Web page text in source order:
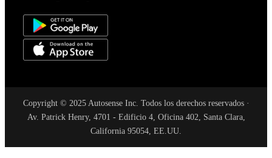
Copyright © 2025 Autosense Inc. Todos los derechos reservados ·
Av. Patrick Henry, 4701 - Edificio 4, Oficina 402, Santa Clara,
California 95054, EE.UU.